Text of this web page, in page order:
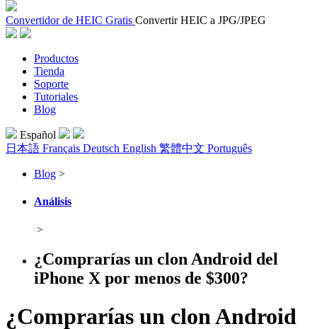
Convertidor de HEIC Gratis Convertir HEIC a JPG/JPEG
Productos
Tienda
Soporte
Tutoriales
Blog
Español
日本語 Français Deutsch English 繁體中文 Português
Blog >
Análisis
>
¿Comprarías un clon Android del
iPhone X por menos de $300?
¿Comprarías un clon Android